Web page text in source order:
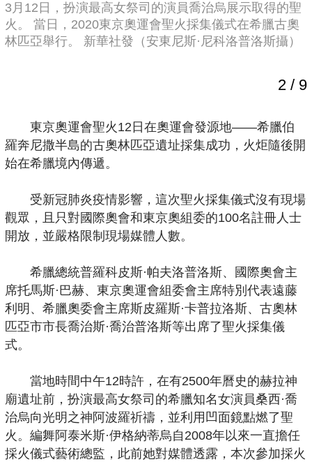
3月12日，扮演最高女祭司的演員喬治烏展示取得的聖
火。 當日，2020東京奧運會聖火採集儀式在希臘古奧
林匹亞舉行。 新華社發（安東尼斯·尼科洛普洛斯攝）
2/ 9
東京奧運會聖火12日在奧運會發源地——希臘伯
羅奔尼撒半島的古奧林匹亞遺址採集成功，火炬隨後開
始在希臘境內傳遞。
受新冠肺炎疫情影響，這次聖火採集儀式沒有現場
觀眾，且只對國際奧會和東京奧組委的100名註冊人士
開放，並嚴格限制現場媒體人數。
希臘總統普羅科皮斯·帕夫洛普洛斯、國際奧會主
席托馬斯·巴赫、東京奧運會組委會主席特別代表遠藤
利明、希臘奧委會主席斯皮羅斯·卡普拉洛斯、古奧林
匹亞市市長喬治斯·喬治普洛斯等出席了聖火採集儀
式。
當地時間中午12時許，在有2500年曆史的赫拉神
廟遺址前，扮演最高女祭司的希臘知名女演員桑西·喬
治烏向光明之神阿波羅祈禱，並利用凹面鏡點燃了聖
火。編舞阿泰米斯·伊格納蒂烏自2008年以來一直擔任
採火儀式藝術總監，此前她對媒體透露，本次參加採火